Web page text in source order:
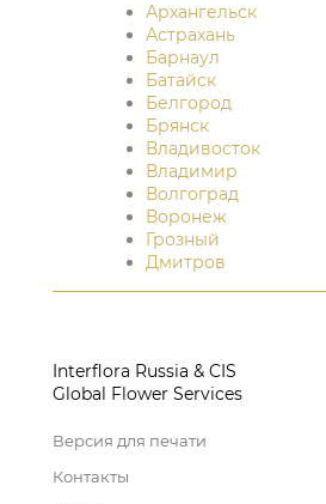
Архангельск
Астрахань
Барнаул
Батайск
Белгород
Брянск
Владивосток
Владимир
Волгоград
Воронеж
Грозный
Дмитров
Interflora Russia & CIS
Global Flower Services
Версия для печати
Контакты